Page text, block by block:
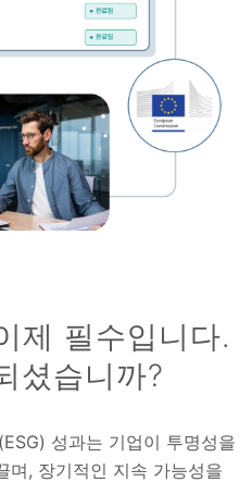
제 필수입니다.
셨습니까?
성과는 기업이 투명성을
며, 장기적인 지속 가능성을